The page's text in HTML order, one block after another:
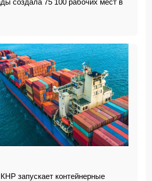
создала 75 100 рабочих мест в
запускает контейнерные